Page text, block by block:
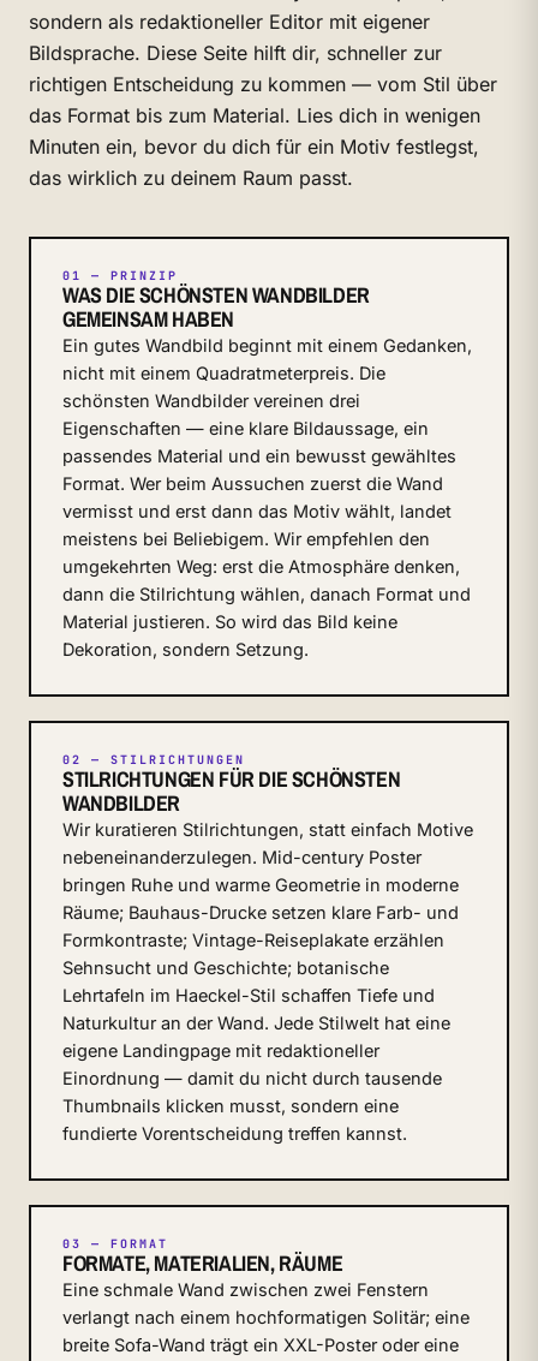
sondern als redaktioneller Editor mit eigener
Bildsprache. Diese Seite hilft dir, schneller zur
richtigen Entscheidung zu kommen — vom Stil über
das Format bis zum Material. Lies dich in wenigen
Minuten ein, bevor du dich für ein Motiv festlegst,
das wirklich zu deinem Raum passt.
01 — PRINZIP
WAS DIE SCHÖNSTEN WANDBILDER
GEMEINSAM HABEN
Ein gutes Wandbild beginnt mit einem Gedanken,
nicht mit einem Quadratmeterpreis. Die
schönsten Wandbilder vereinen drei
Eigenschaften — eine klare Bildaussage, ein
passendes Material und ein bewusst gewähltes
Format. Wer beim Aussuchen zuerst die Wand
vermisst und erst dann das Motiv wählt, landet
meistens bei Beliebigem. Wir empfehlen den
umgekehrten Weg: erst die Atmosphäre denken,
dann die Stilrichtung wählen, danach Format und
Material justieren. So wird das Bild keine
Dekoration, sondern Setzung.
02 — STILRICHTUNGEN
STILRICHTUNGEN FÜR DIE SCHÖNSTEN
WANDBILDER
Wir kuratieren Stilrichtungen, statt einfach Motive
nebeneinanderzulegen. Mid-century Poster
bringen Ruhe und warme Geometrie in moderne
Räume; Bauhaus-Drucke setzen klare Farb- und
Formkontraste; Vintage-Reiseplakate erzählen
Sehnsucht und Geschichte; botanische
Lehrtafeln im Haeckel-Stil schaffen Tiefe und
Naturkultur an der Wand. Jede Stilwelt hat eine
eigene Landingpage mit redaktioneller
Einordnung — damit du nicht durch tausende
Thumbnails klicken musst, sondern eine
fundierte Vorentscheidung treffen kannst.
03 — FORMAT
FORMATE, MATERIALIEN, RÄUME
Eine schmale Wand zwischen zwei Fenstern
verlangt nach einem hochformatigen Solitär; eine
breite Sofa-Wand trägt ein XXL-Poster oder eine